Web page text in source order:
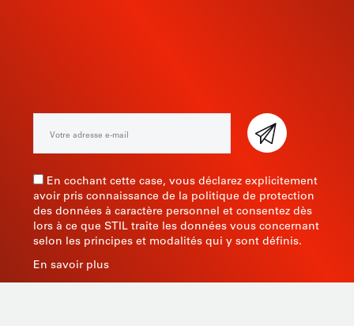
En cochant cette case, vous déclarez explicitement
avoir pris connaissance de la politique de protection
des données à caractère personnel et consentez dès
lors à ce que STIL traite les données vous concernant
selon les principes et modalités qui y sont définis.
En savoir plus